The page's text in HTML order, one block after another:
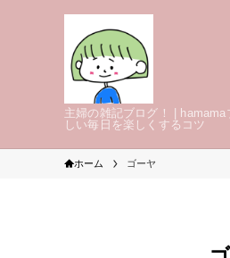
主婦の雑記ブログ！ |
しい毎日を楽しくするコツ
ホーム ゴーヤ